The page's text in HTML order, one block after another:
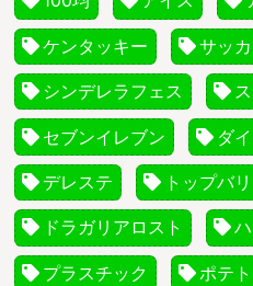
ケンタッキー サッ
シンデレラフェス
セブンイレブン ダ
デレステ トップバリ
ドラガリアロスト
プラスチック ポテト